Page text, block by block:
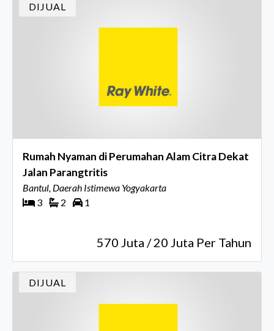
DIJUAL
Rumah Nyaman di Perumahan Alam Citra Dekat
Jalan Parangtritis
Bantul, Daerah Istimewa Yogyakarta
3
2 1
570 Juta / 20 Juta Per Tahun
DIJUAL